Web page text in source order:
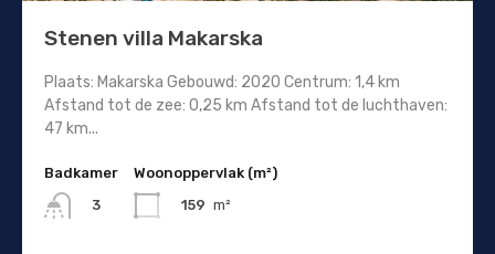
Stenen villa Makarska
Plaats: Makarska Gebouwd: 2020 Centrum: 1,4 km
Afstand tot de zee: 0,25 km Afstand tot de luchthaven:
47 km...
Badkamer
3
Woonoppervlak (m²)
159 m²